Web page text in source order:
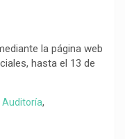
la página web
hasta el 13 de
Auditoría,